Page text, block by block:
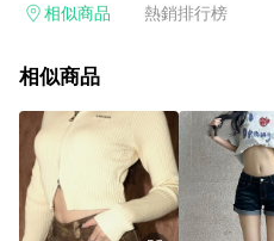
單，皆不在點數回饋範圍內。 3. 如
球嚴選、商城、專案商品、「草莓網
回饋。 5. 點數回饋會扣除所有折扣
實際回饋請依LINE購物通知為主。
ETMall站內之折扣優惠(包含但不限
券等)，不具點數回饋資格。詳細請
顯示為準。 7. LINE購物設有「單一
相似商品 熱銷排行榜
相似商品